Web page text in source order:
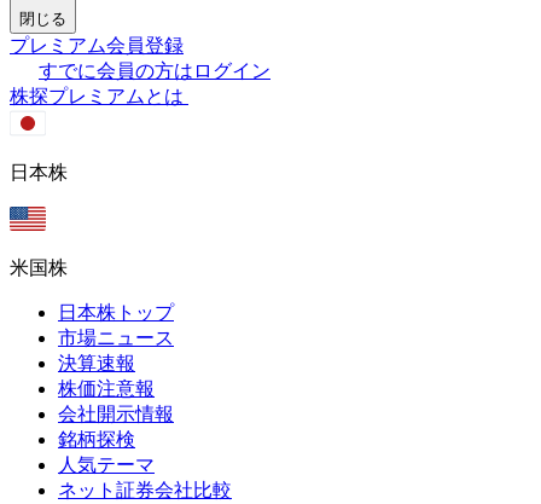
閉じる
プレミアム会員登録
すでに会員の方はログイン
株探プレミアムとは
日本株
米国株
日本株トップ
市場ニュース
決算速報
株価注意報
会社開示情報
銘柄探検
人気テーマ
ネット証券会社比較